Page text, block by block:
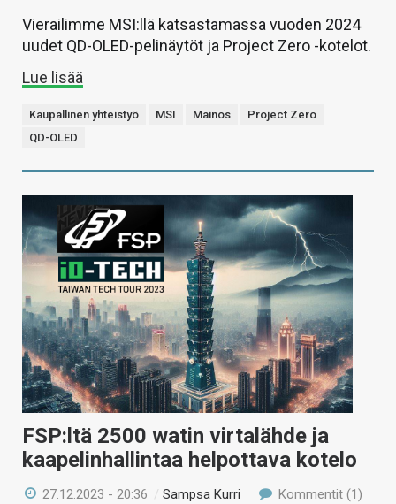
Vierailimme MSI:llä katsastamassa vuoden 2024
uudet QD-OLED-pelinäytöt ja Project Zero -kotelot.
Lue lisää
Kaupallinen yhteistyö MSI Mainos
Project Zero
QD-OLED
FSP:ltä 2500 watin virtalähde ja
kaapelinhallintaa helpottava kotelo
27.12.2023 - 20:36 /Sampsa Kurri Kommentit (1)